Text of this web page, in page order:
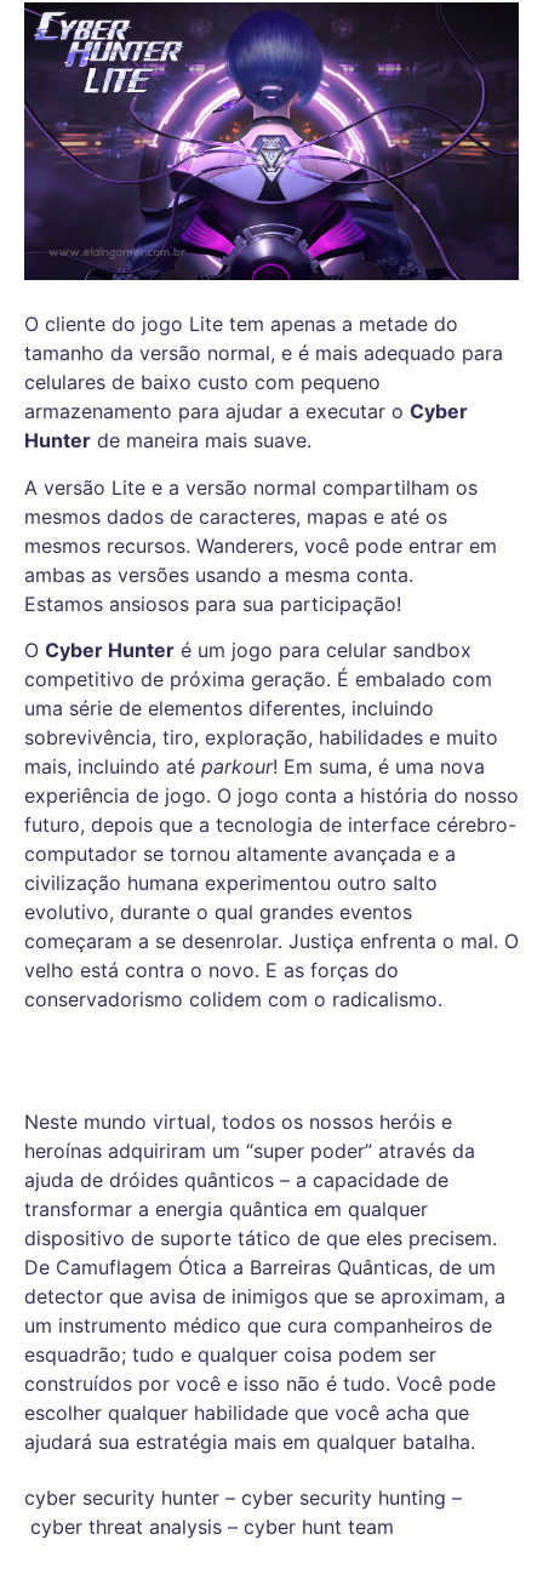
O cliente do jogo Lite tem apenas a metade do
tamanho da versão normal, e é mais adequado para
celulares de baixo custo com pequeno
armazenamento para ajudar a executar o Cyber ​​
Hunter de maneira mais suave.
A versão Lite e a versão normal compartilham os
mesmos dados de caracteres, mapas e até os
mesmos recursos. Wanderers, você pode entrar em
ambas as versões usando a mesma conta.
Estamos ansiosos para sua participação!
O Cyber ​​Hunter é um jogo para celular sandbox
competitivo de próxima geração. É embalado com
uma série de elementos diferentes, incluindo
sobrevivência, tiro, exploração, habilidades e muito
mais, incluindo até parkour! Em suma, é uma nova
experiência de jogo. O jogo conta a história do nosso
futuro, depois que a tecnologia de interface cérebro-
computador se tornou altamente avançada e a
civilização humana experimentou outro salto
evolutivo, durante o qual grandes eventos
começaram a se desenrolar. Justiça enfrenta o mal. O
velho está contra o novo. E as forças do
conservadorismo colidem com o radicalismo.
Neste mundo virtual, todos os nossos heróis e
heroínas adquiriram um “super poder” através da
ajuda de dróides quânticos – a capacidade de
transformar a energia quântica em qualquer
dispositivo de suporte tático de que eles precisem.
De Camuflagem Ótica a Barreiras Quânticas, de um
detector que avisa de inimigos que se aproximam, a
um instrumento médico que cura companheiros de
esquadrão; tudo e qualquer coisa podem ser
construídos por você e isso não é tudo. Você pode
escolher qualquer habilidade que você acha que
ajudará sua estratégia mais em qualquer batalha.
cyber security hunter – cyber security hunting –
cyber threat analysis – cyber hunt team